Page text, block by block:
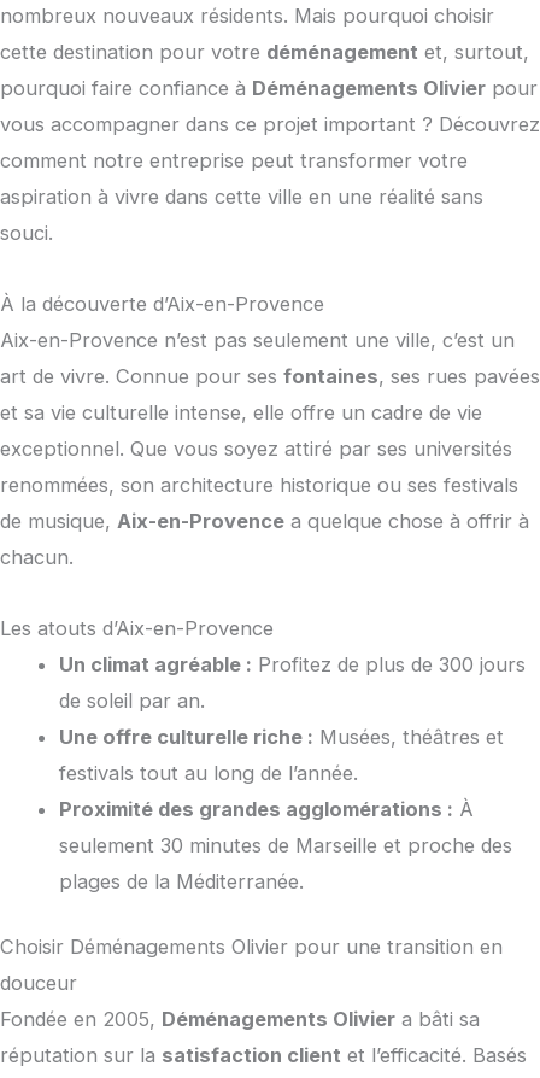
nombreux nouveaux résidents. Mais pourquoi choisir
cette destination pour votre déménagement et, surtout,
pourquoi faire confiance à Déménagements Olivier pour
vous accompagner dans ce projet important ? Découvrez
comment notre entreprise peut transformer votre
aspiration à vivre dans cette ville en une réalité sans
souci.
À la découverte d’Aix-en-Provence
Aix-en-Provence n’est pas seulement une ville, c’est un
art de vivre. Connue pour ses fontaines, ses rues pavées
et sa vie culturelle intense, elle offre un cadre de vie
exceptionnel. Que vous soyez attiré par ses universités
renommées, son architecture historique ou ses festivals
de musique, Aix-en-Provence a quelque chose à offrir à
chacun.
Les atouts d’Aix-en-Provence
Un climat agréable : Profitez de plus de 300 jours
de soleil par an.
Une offre culturelle riche : Musées, théâtres et
festivals tout au long de l’année.
Proximité des grandes agglomérations : À
seulement 30 minutes de Marseille et proche des
plages de la Méditerranée.
Choisir Déménagements Olivier pour une transition en
douceur
Fondée en 2005, Déménagements Olivier a bâti sa
réputation sur la satisfaction client et l’efficacité. Basés